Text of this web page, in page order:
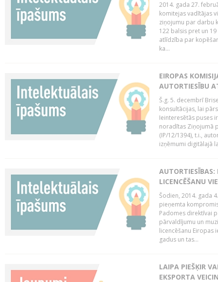
2014. gada 27.
komitejas vadītājas
ziņojumu par darbu
122 balsis pret un
atlīdzība par
ka...
EIROPAS
AUTORTIESĪBU
Š.g. 5. decembrī
konsultācijas, lai
Ieinteresētās puses
noradītas Ziņojumā
(IP/12/1394), t.i.,
izņēmumi digitālajā
AUTORTIESĪBAS:
LICENCĒŠANU
Šodien, 2014. gada
pieņemta
Padomes direktīvai
pārvaldījumu un
licencēšanu Eiropas
gadus un tas...
LAIPA PIEŠĶIR
EKSPORTA